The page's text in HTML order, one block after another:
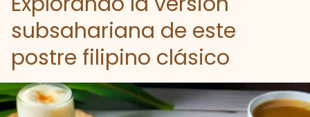
subsahariana de este
postre filipino clásico